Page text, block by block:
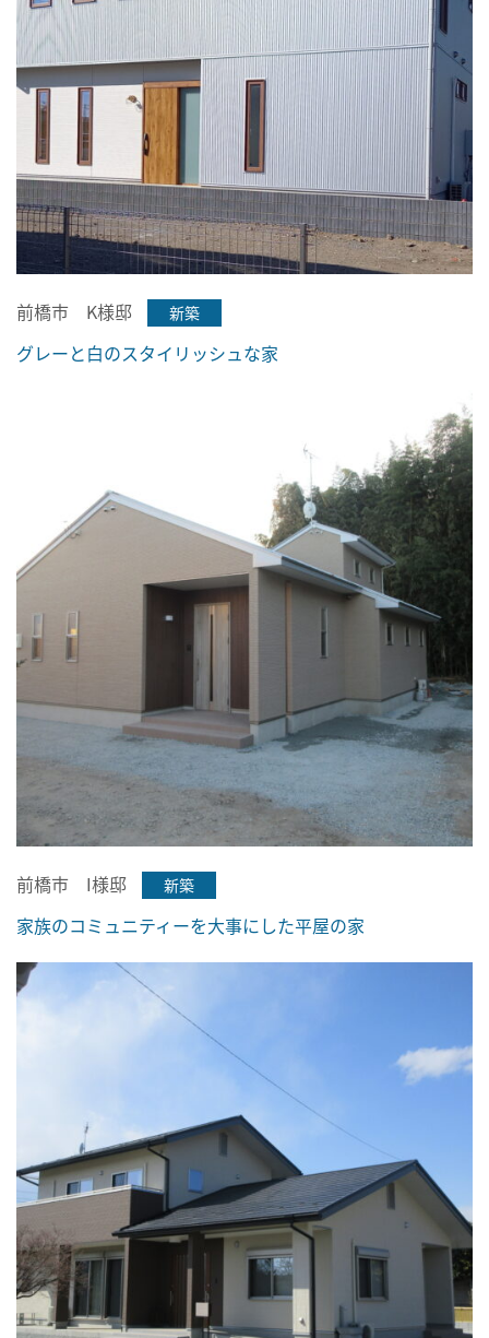
前橋市 K様邸 新築
グレーと白のスタイリッシュな家
前橋市 I様邸 新築
家族のコミュニティーを大事にした平屋の家